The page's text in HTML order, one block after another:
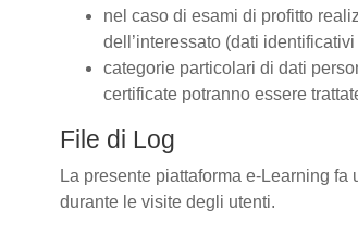
nel caso di esami di profitto
dell’interessato (dati
categorie particolari di dati
certificate potranno essere
File di Log
La presente piattaforma e-Learning
durante le visite degli utenti.